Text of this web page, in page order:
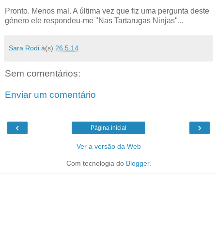
Pronto. Menos mal. A última vez que fiz uma pergunta deste
género ele respondeu-me "Nas Tartarugas Ninjas"...
Sara Rodi à(s) 26.5.14
Sem comentários:
Enviar um comentário
‹ ›
Página inicial
Ver a versão da Web
Com tecnologia do Blogger.